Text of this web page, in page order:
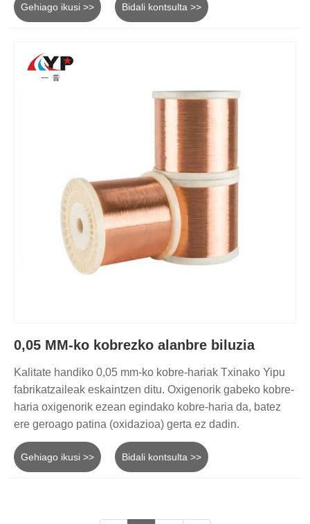
Gehiago ikusi >> Bidali kontsulta >>
0,05 MM-ko kobrezko alanbre biluzia
Kalitate handiko 0,05 mm-ko kobre-hariak Txinako Yipu
fabrikatzaileak eskaintzen ditu. Oxigenorik gabeko kobre-
haria oxigenorik ezean egindako kobre-haria da, batez
ere geroago patina (oxidazioa) gerta ez dadin.
Gehiago ikusi >> Bidali kontsulta >>